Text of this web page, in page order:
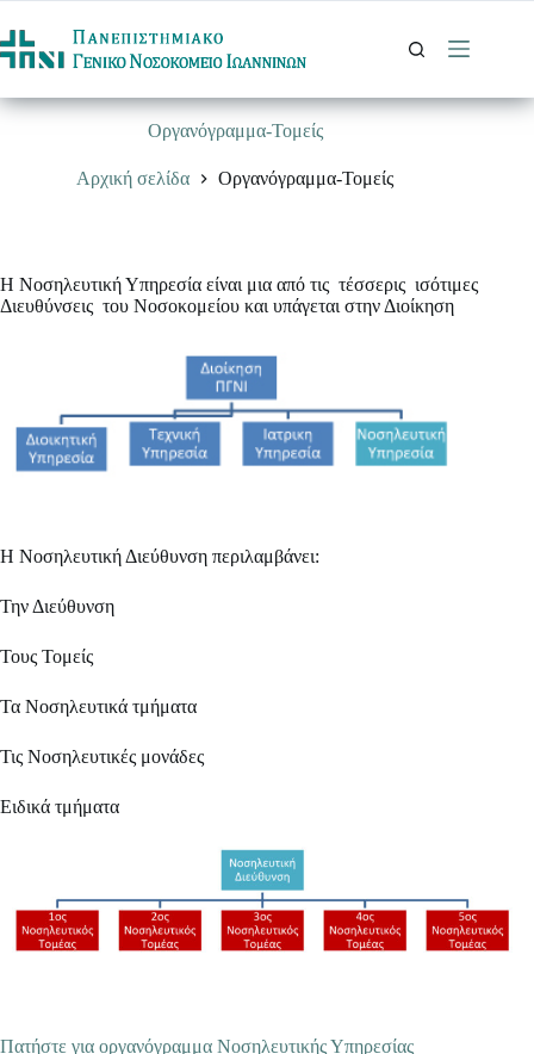
στο
περιεχόμενο
Οργανόγραμμα-Τομείς
Αρχική σελίδα Οργανόγραμμα-Τομείς
Η Νοσηλευτική Υπηρεσία είναι μια από τις τέσσερις ισότιμες
Διευθύνσεις του Νοσοκομείου και υπάγεται στην Διοίκηση
Η Νοσηλευτική Διεύθυνση περιλαμβάνει:
Την Διεύθυνση
Τους Τομείς
Τα Νοσηλευτικά τμήματα
Τις Νοσηλευτικές μονάδες
Ειδικά τμήματα
Πατήστε για οργανόγραμμα Νοσηλευτικής Υπηρεσίας